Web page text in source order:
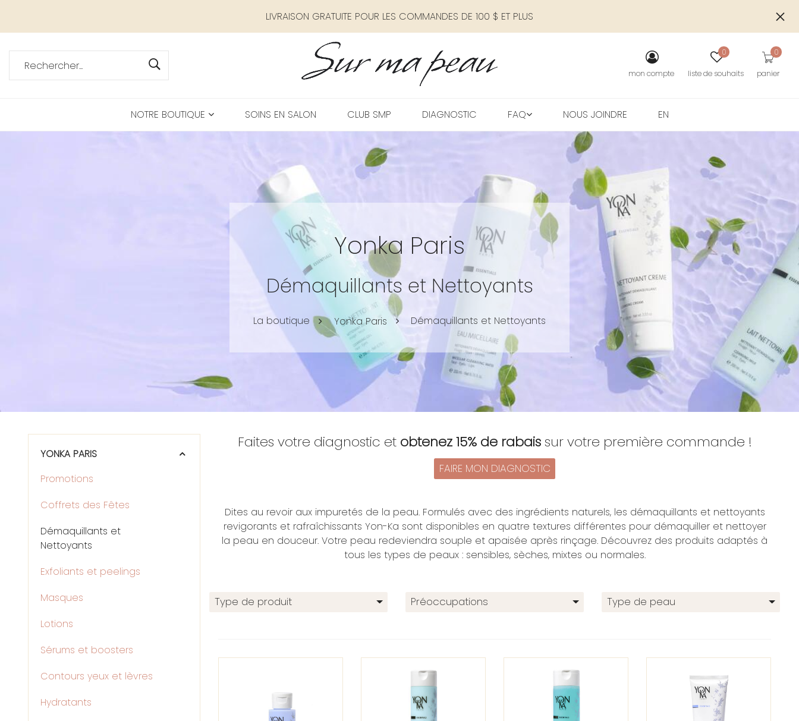
LIVRAISON GRATUITE POUR LES COMMANDES DE 100 $ ET PLUS
mon compte liste de souhaits
0
panier
0
NOTRE BOUTIQUE SOINS EN SALON CLUB SMP DIAGNOSTIC FAQ NOUS JOINDRE EN
Yonka Paris
Démaquillants et Nettoyants
La boutique Yonka Paris Démaquillants et Nettoyants
Faites votre diagnostic et obtenez 15% de rabaissur votre première commande !
FAIRE MON DIAGNOSTIC
Dites au revoir aux impuretés de la peau. Formulés avec des ingrédients naturels, les démaquillants et nettoyants
revigorants et rafraîchissants Yon-Ka sont disponibles en quatre textures différentes pour démaquiller et nettoyer
la peau en douceur. Votre peau redeviendra souple et apaisée après rinçage. Découvrez des produits adaptés à
tous les types de peaux : sensibles, sèches, mixtes ou normales.
Type de produit Préoccupations Type de peau
YONKA PARIS
Promotions
Coffrets des Fêtes
Démaquillants et
Nettoyants
Exfoliants et peelings
Masques
Lotions
Sérums et boosters
Contours yeux et lèvres
Hydratants